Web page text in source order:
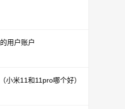
用户账户
小米11和11pro哪个好）